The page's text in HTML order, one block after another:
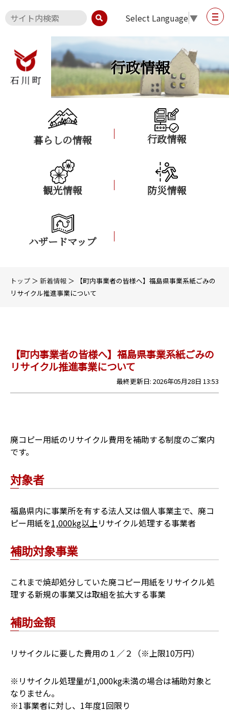
Select Language▼
行政情報
暮らしの情報 行政情報
観光情報 防災情報
ハザードマップ
トップ ＞ 新着情報 ＞ 【町内事業者の皆様へ】福島県事業系紙ごみの
リサイクル推進事業について
【町内事業者の皆様へ】福島県事業系紙ごみの
リサイクル推進事業について
最終更新日: 2026年05月28日 13:53
廃コピー用紙のリサイクル費用を補助する制度のご案内
です。
対象者
福島県内に事業所を有する法人又は個人事業主で、廃コ
ピー用紙を1,000kg以上リサイクル処理する事業者
補助対象事業
これまで焼却処分していた廃コピー用紙をリサイクル処
理する新規の事業又は取組を拡大する事業
補助金額
リサイクルに要した費用の１／２（※上限10万円）
※リサイクル処理量が1,000kg未満の場合は補助対象と
なりません。
※1事業者に対し、1年度1回限り